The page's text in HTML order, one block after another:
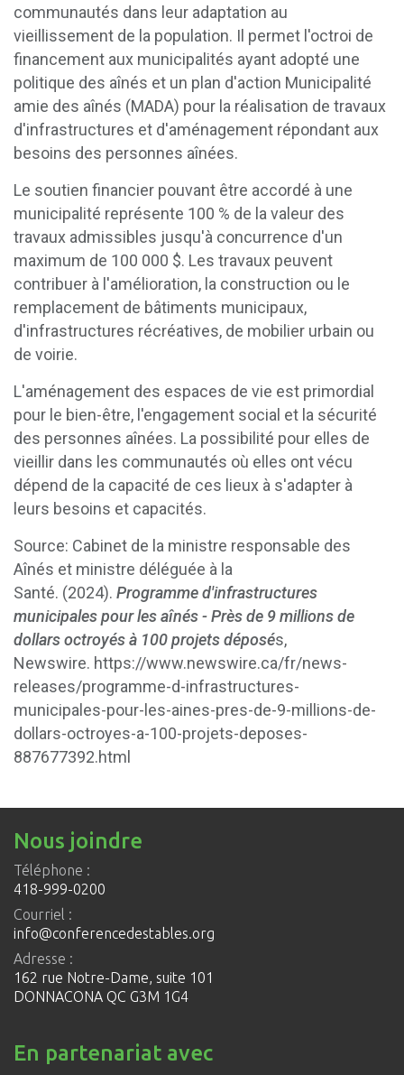
communautés dans leur adaptation au
vieillissement de la population. Il permet l'octroi de
financement aux municipalités ayant adopté une
politique des aînés et un plan d'action Municipalité
amie des aînés (MADA) pour la réalisation de travaux
d'infrastructures et d'aménagement répondant aux
besoins des personnes aînées.
Le soutien financier pouvant être accordé à une
municipalité représente 100 % de la valeur des
travaux admissibles jusqu'à concurrence d'un
maximum de 100 000 $. Les travaux peuvent
contribuer à l'amélioration, la construction ou le
remplacement de bâtiments municipaux,
d'infrastructures récréatives, de mobilier urbain ou
de voirie.
L'aménagement des espaces de vie est primordial
pour le bien-être, l'engagement social et la sécurité
des personnes aînées. La possibilité pour elles de
vieillir dans les communautés où elles ont vécu
dépend de la capacité de ces lieux à s'adapter à
leurs besoins et capacités.
Source: Cabinet de la ministre responsable des
Aînés et ministre déléguée à la
Santé. (2024). Programme d'infrastructures
municipales pour les aînés - Près de 9 millions de
dollars octroyés à 100 projets déposés,
Newswire. https://www.newswire.ca/fr/news-
releases/programme-d-infrastructures-
municipales-pour-les-aines-pres-de-9-millions-de-
dollars-octroyes-a-100-projets-deposes-
887677392.html
Nous joindre
Téléphone :
418-999-0200
Courriel :
info@conferencedestables.org
Adresse :
162 rue Notre-Dame, suite 101
DONNACONA QC G3M 1G4
En partenariat avec